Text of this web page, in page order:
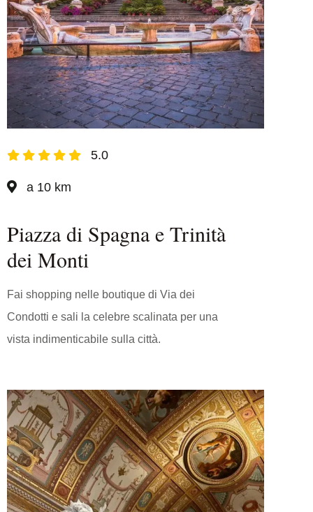
5.0
a 10 km
Piazza di Spagna e Trinità
dei Monti
Fai shopping nelle boutique di Via dei
Condotti e sali la celebre scalinata per una
vista indimenticabile sulla città.